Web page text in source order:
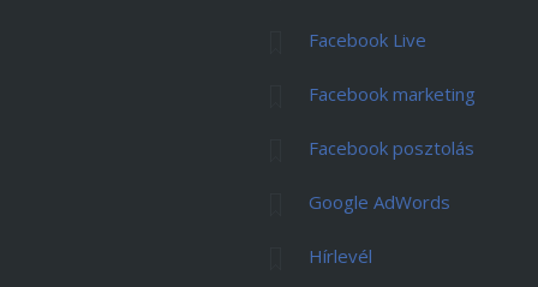
Facebook Live
Facebook marketing
Facebook posztolás
Google AdWords
Hírlevél